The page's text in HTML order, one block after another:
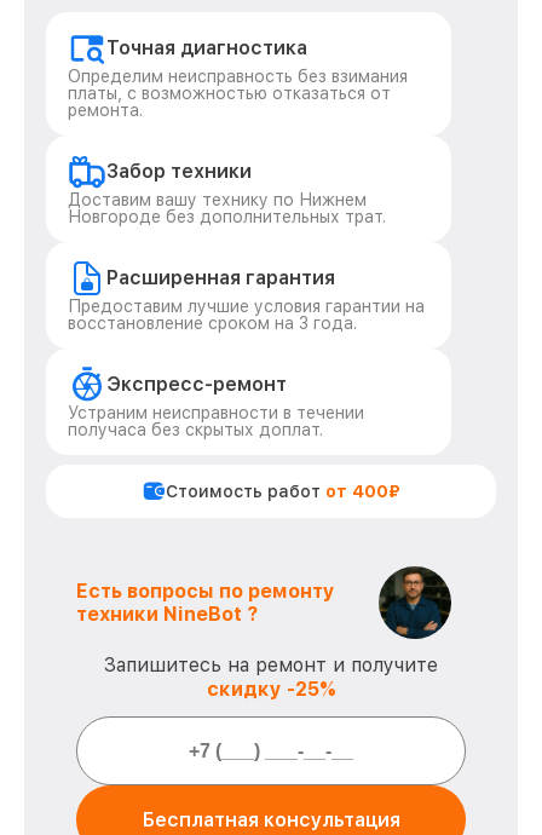
Точная диагностика
Определим неисправность без взимания
платы, с возможностью отказаться от
ремонта.
Забор техники
Доставим вашу технику по Нижнем
Новгороде без дополнительных трат.
Расширенная гарантия
Предоставим лучшие условия гарантии на
восстановление сроком на 3 года.
Экспресс-ремонт
Устраним неисправности в течении
получаса без скрытых доплат.
Стоимость работ от 400₽
Есть вопросы по ремонту
техники NineBot ?
Запишитесь на ремонт и получите
скидку -25%
Бесплатная консультация